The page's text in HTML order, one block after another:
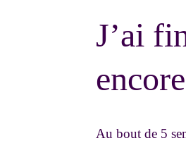
J’ai
encore
Au bout de 5